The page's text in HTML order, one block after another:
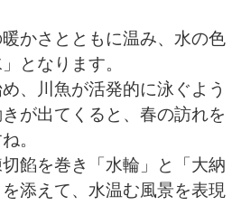
かさとともに温み、水の色
となります。
、川魚が活発的に泳ぐよう
が出てくると、春の訪れを
。
餡を巻き「水輪」と「大納
添えて、水温む風景を表現